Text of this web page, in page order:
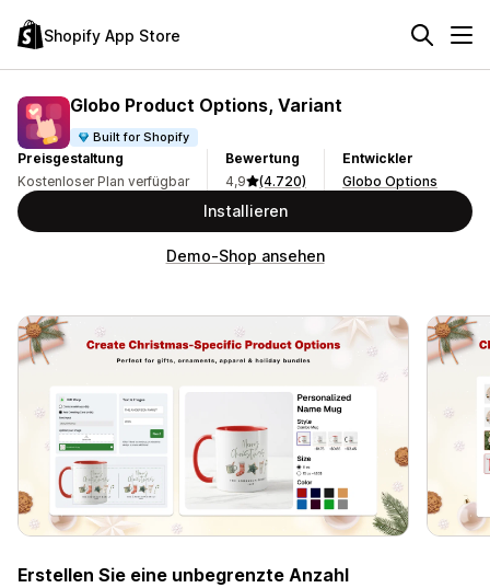
Shopify App Store
Globo Product Options, Variant
Built for Shopify
Preisgestaltung
Kostenloser Plan verfügbar
Bewertung
4,9
(4.720)
Entwickler
Globo Options
Installieren
Demo-Shop ansehen
Erstellen Sie eine unbegrenzte Anzahl